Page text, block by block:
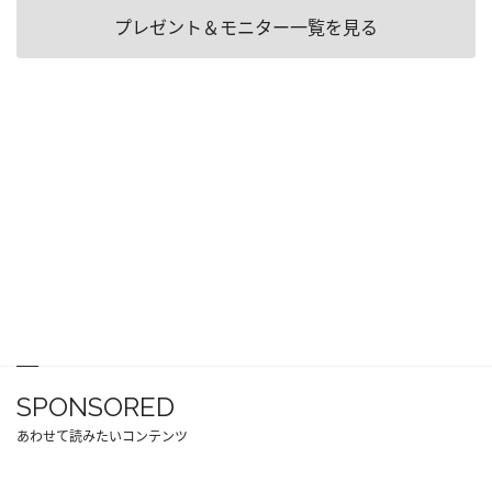
プレゼント＆モニター一覧を見る
SPONSORED
あわせて読みたいコンテンツ